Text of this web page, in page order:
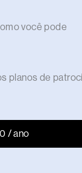
você pode
planos de
/ ano